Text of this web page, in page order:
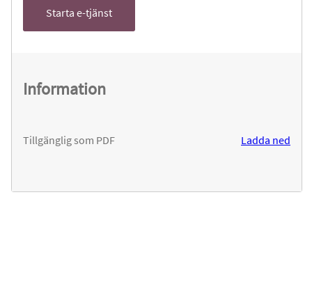
Starta e-tjänst
Information
Tillgänglig som PDF Ladda ned